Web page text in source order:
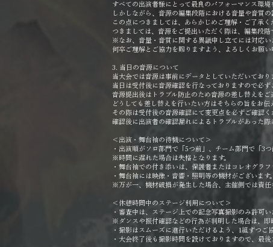
すべての出演者様にとって最良のパフォーマンス環
しかしながら、音源の編集段階における音量や音質
この点につきましては、あらかじめご理解・ご了承く
つきましては、音源をご提出いただく際は、編集段
※なお、音量・音質に関する異議申し立てには対応い
何卒ご理解とご協力を賜りますよう、よろしくお願い
3. 当日の音源について
当大会では音源は事前にデータとしていただいており
当日は受付後に音源確認を行なっておりますので必ず
音源提出後はトラブル防止のため音源の差し替えを
どうしても差し替えを行いたい方はそちらの旨をお
その際は受付後の音源確認にて変更点を必ずご確認く
確認後に出演者の確認漏れによるトラブルがあった
＜出演・舞台袖の待機について＞
・出演順がソロ部門で「5つ前」、チーム部門で「3
※時間に遅れた場合は失格となります。
・舞台袖での付き添いは、保護者またはコレオグラフ
・舞台袖には映像・音響・照明等の機材がございま
※万が一、機材破損が発生した場合、主催側では責任
＜休憩時間中のステージ利用について＞
・審査中は、ステージ上での記念写真撮影のみ許可い
※ダンスや振付確認などの行為が判明した場合は、即
・撮影はスムーズに進行いただけるよう、1組ずつご
・大会終了後も撮影時間を設けておりますので、最